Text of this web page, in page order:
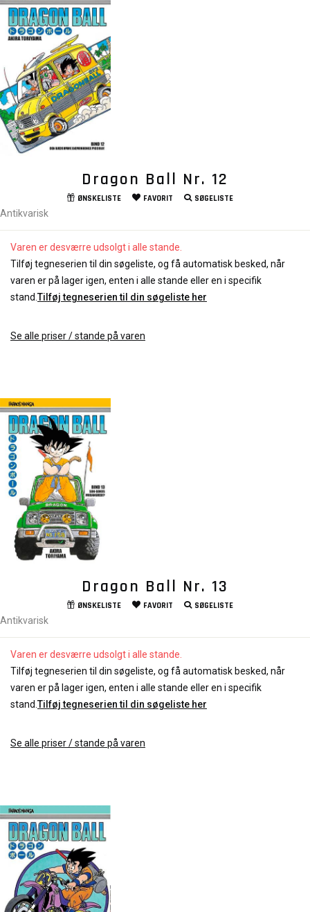
Dragon Ball Nr. 12
ØNSKELISTE FAVORIT SØGELISTE
Antikvarisk
Varen er desværre udsolgt i alle stande.
Tilføj tegneserien til din søgeliste, og få automatisk besked, når
varen er på lager igen, enten i alle stande eller en i specifik
stand. Tilføj tegneserien til din søgeliste her
Se alle priser / stande på varen
Dragon Ball Nr. 13
ØNSKELISTE FAVORIT SØGELISTE
Antikvarisk
Varen er desværre udsolgt i alle stande.
Tilføj tegneserien til din søgeliste, og få automatisk besked, når
varen er på lager igen, enten i alle stande eller en i specifik
stand. Tilføj tegneserien til din søgeliste her
Se alle priser / stande på varen